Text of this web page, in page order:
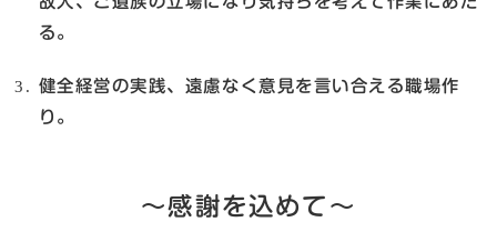
る。
健全経営の実践、遠慮なく意見を言い合える職場作
り。
～感謝を込めて～